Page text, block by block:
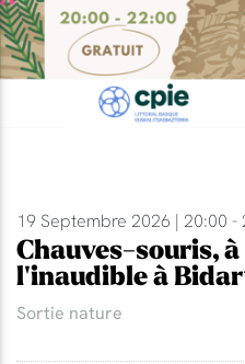
19 Septembre 2026 | 20:00 -
Chauves-souris,
l'inaudible à
Sortie nature